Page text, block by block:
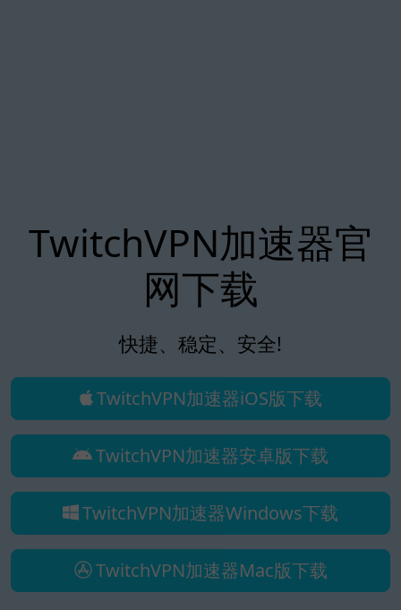
TwitchVPN加速器官
网下载
快捷、稳定、安全!
TwitchVPN加速器iOS版下载
TwitchVPN加速器安卓版下载
TwitchVPN加速器Windows下载
TwitchVPN加速器Mac版下载